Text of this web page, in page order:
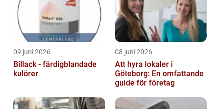
09 juni 2026
Billack - färdigblandade
kulörer
08 juni 2026
Att hyra lokaler i
Göteborg: En omfattande
guide för företag